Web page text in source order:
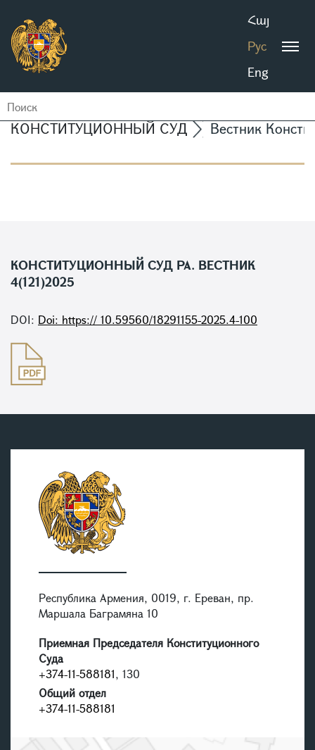
Հայ
Рус
Eng
КОНСТИТУЦИОННЫЙ СУД Вестник
КОНСТИТУЦИОННЫЙ СУД РА. ВЕСТНИК
4(121)2025
DOI: Doi: https:// 10.59560/18291155-2025.4-100
Республика Армения, 0019, г. Ереван, пр.
Маршала Баграмяна 10
Приемная Председателя Конституционного
Суда
+374-11-588181, 130
Общий отдел
+374-11-588181